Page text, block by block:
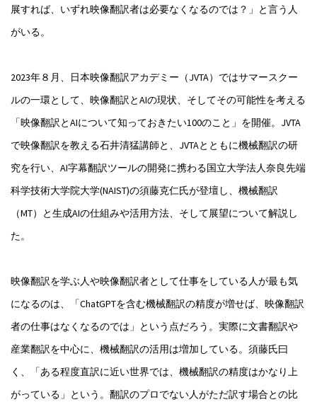
展すれば、いずれ映像翻訳者は必要なくなるのでは？」と言う人
がいる。
2023年８月、日本映像翻訳アカデミー（JVTA）ではサマースクー
ルの一環として、映像翻訳とAIの現状、そしてその可能性を考える
「映像翻訳とAIについて知っておきたい100のこと」を開催。JVTA
で映像翻訳を教える石井清猛講師と、JVTAとともに機械翻訳の研
究を行い、AI字幕翻訳ツールの開発に携わる国立大学法人奈良先端
科学技術大学院大学(NAIST)の須藤克仁氏が登壇し、機械翻訳
（MT）と生成AIの仕組みや活用方法、そして展望について解説し
た。
映像翻訳を学ぶ人や映像翻訳者として仕事をしている人が最も気
になるのは、「ChatGPTを含む機械翻訳の精度が増せば、映像翻訳
者の仕事はなくなるのでは」という点だろう。実際に文書翻訳や
産業翻訳を中心に、機械翻訳の活用は増加している。須藤氏曰
く、「ある程度直訳に近い世界では、機械翻訳の精度はかなり上
がっている」という。翻訳のプロでない人がただ訳す場合との比